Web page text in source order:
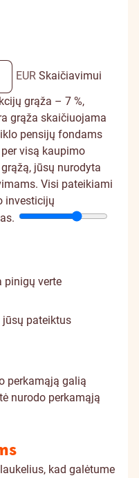
EUR Skaičiavimui
grąža – 7 %,
grąža skaičiuojama
pensijų fondams
visą kaupimo
jūsų nurodyta
Visi pateikiami
investicijų
pinigų verte
jūsų pateiktus
perkamąją galią
nurodo perkamąją
kad galėtume